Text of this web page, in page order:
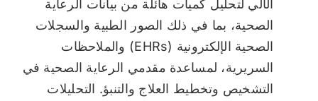
الآلي لتحليل كميات هائلة من بيانات الرعاية
الصحية، بما في ذلك الصور الطبية والسجلات
الصحية الإلكترونية (EHRs) والملاحظات
السريرية، لمساعدة مقدمي الرعاية الصحية في
التشخيص وتخطيط العلاج والتنبؤ. التحليلات